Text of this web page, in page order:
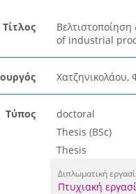
Τίτλος
of industrial
Χατζηνικολάου,
Τύπος
doctoral
Thesis (BSc)
Thesis
Διπλωματική
Πτυχιακή